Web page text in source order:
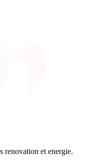
renovation et energie.